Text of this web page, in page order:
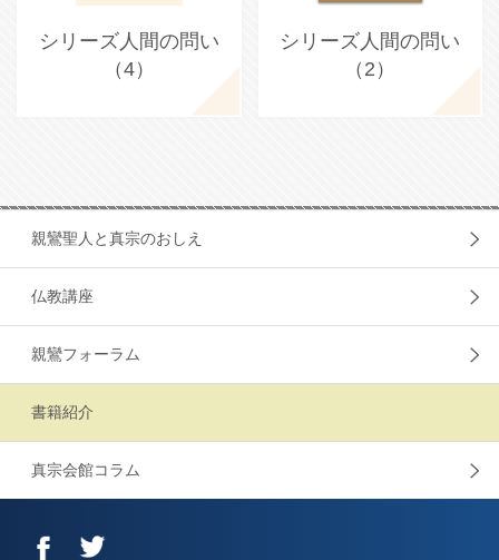
シリーズ人間の問い
（4）
シリーズ人間の問い
（2）
親鸞聖人と真宗のおしえ
仏教講座
親鸞フォーラム
書籍紹介
真宗会館コラム